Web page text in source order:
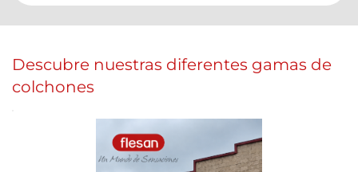
Descubre nuestras diferentes gamas de
colchones